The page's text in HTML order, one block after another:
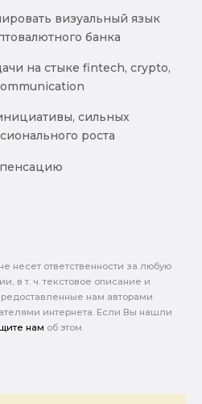
визуальный язык
банка
на стыке fintech, crypto,
сильных
роста
несет ответственности за любую
в т. ч. текстовое описание и
нам авторами
интернета. Если Вы нашли
нам об этом.